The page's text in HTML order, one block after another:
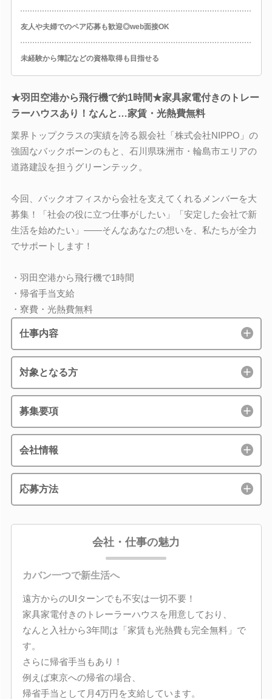
友人や夫婦でのペア応募も歓迎◎web面接OK
未経験から簿記などの資格取得も目指せる
★羽田空港から飛行機で約1時間★家具家電付きのトレー
ラーハウスあり！なんと…家賃・光熱費無料
業界トップクラスの実績を誇る親会社「株式会社NIPPO」の
強固なバックボーンのもと、石川県珠洲市・輪島市エリアの
道路建設を担うグリーンテック。
今回、バックオフィスから会社を支えてくれるメンバーを大
募集！「社会の役に立つ仕事がしたい」「安定した会社で新
生活を始めたい」――そんなあなたの想いを、私たちが全力
でサポートします！
・羽田空港から飛行機で1時間
・帰省手当支給
・寮費・光熱費無料
仕事内容
対象となる方
募集要項
会社情報
応募方法
会社・仕事の魅力
カバン一つで新生活へ
遠方からのUIターンでも不安は一切不要！
家具家電付きのトレーラーハウスを用意しており、
なんと入社から3年間は「家賃も光熱費も完全無料」で
す。
さらに帰省手当もあり！
例えば東京への帰省の場合、
帰省手当として月4万円を支給しています。